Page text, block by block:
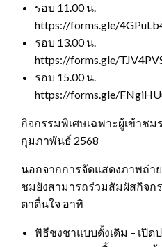
รอบ 11.00 น.
https://forms.gle/
รอบ 13.00 น.
https://forms.gle/
รอบ 15.00 น.
https://forms.gle/
กิจกรรมพิเศษเฉพาะผู้เข้าชม
กุมภาพันธ์ 2568
นอกจากการจัดแสดงภาพถ่า
ชมยังสามารถร่วมสัมผัสกิจ
ตาตื่นใจ อาทิ
พิธีชงชาแบบดั้งเดิม – เปิ